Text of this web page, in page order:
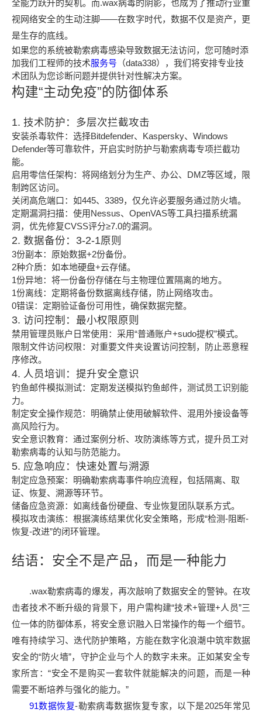
全能力跃升的契机。而.wax病毒的阴影，也成为了推动行业重
视网络安全的生动注脚——在数字时代，数据不仅是资产，更
是生存的底线。
如果您的系统被勒索病毒感染导致数据无法访问，您可随时添
加我们工程师的技术服务号 （data338），我们将安排专业技
术团队为您诊断问题并提供针对性解决方案。
构建“主动免疫”的防御体系
1. 技术防护：多层次拦截攻击
安装杀毒软件：选择Bitdefender、Kaspersky、Windows
Defender等可靠软件，开启实时防护与勒索病毒专项拦截功
能。
启用零信任架构：将网络划分为生产、办公、DMZ等区域，限
制跨区访问。
关闭高危端口：如445、3389，仅允许必要服务通过防火墙。
定期漏洞扫描：使用Nessus、OpenVAS等工具扫描系统漏
洞，优先修复CVSS评分≥7.0的漏洞。
2. 数据备份：3-2-1原则
3份副本：原始数据+2份备份。
2种介质：如本地硬盘+云存储。
1份异地：将一份备份存储在与主物理位置隔离的地方。
1份离线：定期将备份数据离线存储，防止网络攻击。
0错误：定期验证备份可用性，确保数据完整。
3. 访问控制：最小权限原则
禁用管理员账户日常使用：采用“普通账户+sudo提权”模式。
限制文件访问权限：对重要文件夹设置访问控制，防止恶意程
序修改。
4. 人员培训：提升安全意识
钓鱼邮件模拟测试：定期发送模拟钓鱼邮件，测试员工识别能
力。
制定安全操作规范：明确禁止使用破解软件、混用外接设备等
高风险行为。
安全意识教育：通过案例分析、攻防演练等方式，提升员工对
勒索病毒的认知与防范能力。
5. 应急响应：快速处置与溯源
制定应急预案：明确勒索病毒事件响应流程，包括隔离、取
证、恢复、溯源等环节。
储备应急资源：如离线备份硬盘、专业恢复团队联系方式。
模拟攻击演练：根据演练结果优化安全策略，形成“检测-阻断-
恢复-改进”的闭环管理。
结语：安全不是产品，而是一种能力
.wax勒索病毒的爆发，再次敲响了数据安全的警钟。在攻
击者技术不断升级的背景下，用户需构建“技术+管理+人员”三
位一体的防御体系，将安全意识融入日常操作的每一个细节。
唯有持续学习、迭代防护策略，方能在数字化浪潮中筑牢数据
安全的“防火墙”，守护企业与个人的数字未来。正如某安全专
家所言：“安全不是购买一套软件就能解决的问题，而是一种
需要不断培养与强化的能力。”
91数据恢复-勒索病毒数据恢复专家，以下是2025年常见